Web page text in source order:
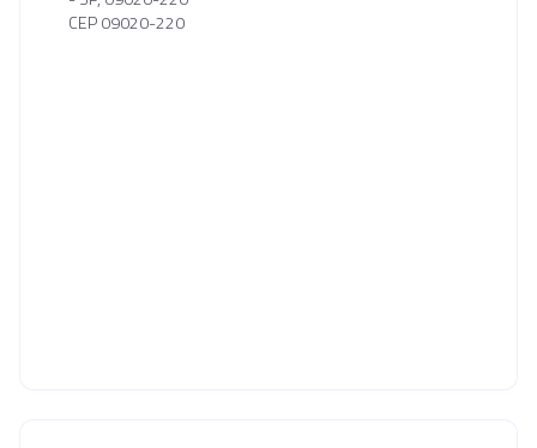
CEP 09020-220